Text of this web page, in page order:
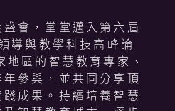
會，堂堂邁入第六屆
導與教學科技高峰論
區的智慧教育專家、
參與，並共同分享頂
成果。持續培養智慧